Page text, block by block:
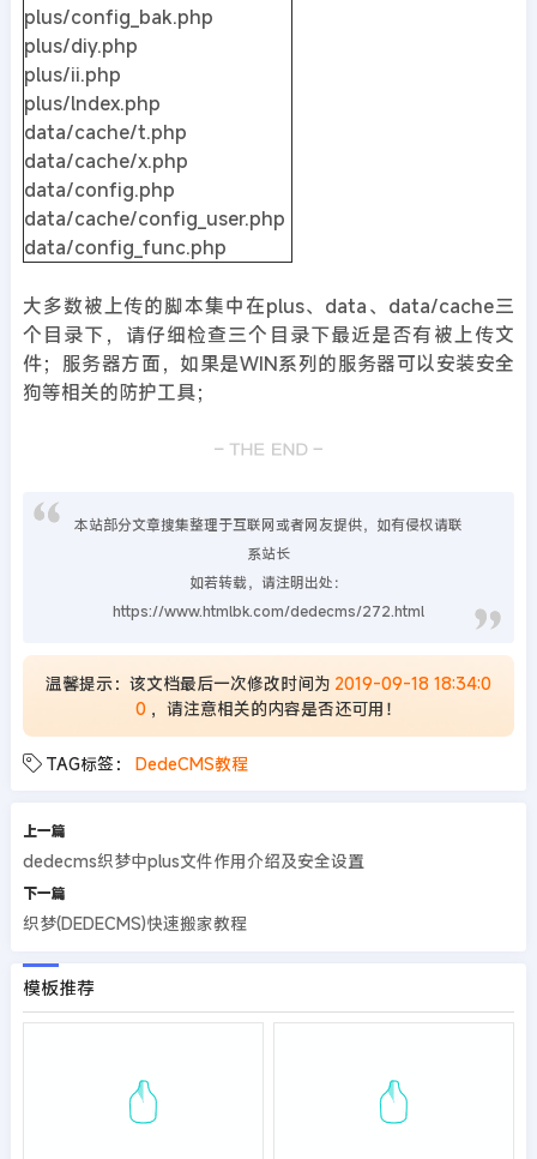
plus/config_bak.php
plus/diy.php
plus/ii.php
plus/lndex.php
data/cache/t.php
data/cache/x.php
data/config.php
data/cache/config_user.php
data/config_func.php
大多数被上传的脚本集中在plus、data、data/cache三
个目录下，请仔细检查三个目录下最近是否有被上传文
件；服务器方面，如果是WIN系列的服务器可以安装安全
狗等相关的防护工具；
本站部分文章搜集整理于互联网或者网友提供，如有侵权请联
系站长
如若转载，请注明出处：
https://www.htmlbk.com/dedecms/272.html
温馨提示：该文档最后一次修改时间为 2019-09-18 18:34:0
0 ，请注意相关的内容是否还可用！
TAG标签： DedeCMS教程
上一篇
dedecms织梦中plus文件作用介绍及安全设置
下一篇
织梦(DEDECMS)快速搬家教程
模板推荐